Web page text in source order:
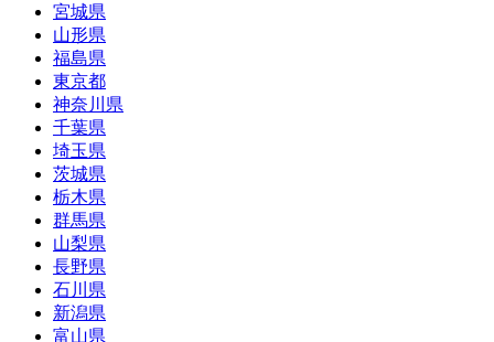
宮城県
山形県
福島県
東京都
神奈川県
千葉県
埼玉県
茨城県
栃木県
群馬県
山梨県
長野県
石川県
新潟県
富山県